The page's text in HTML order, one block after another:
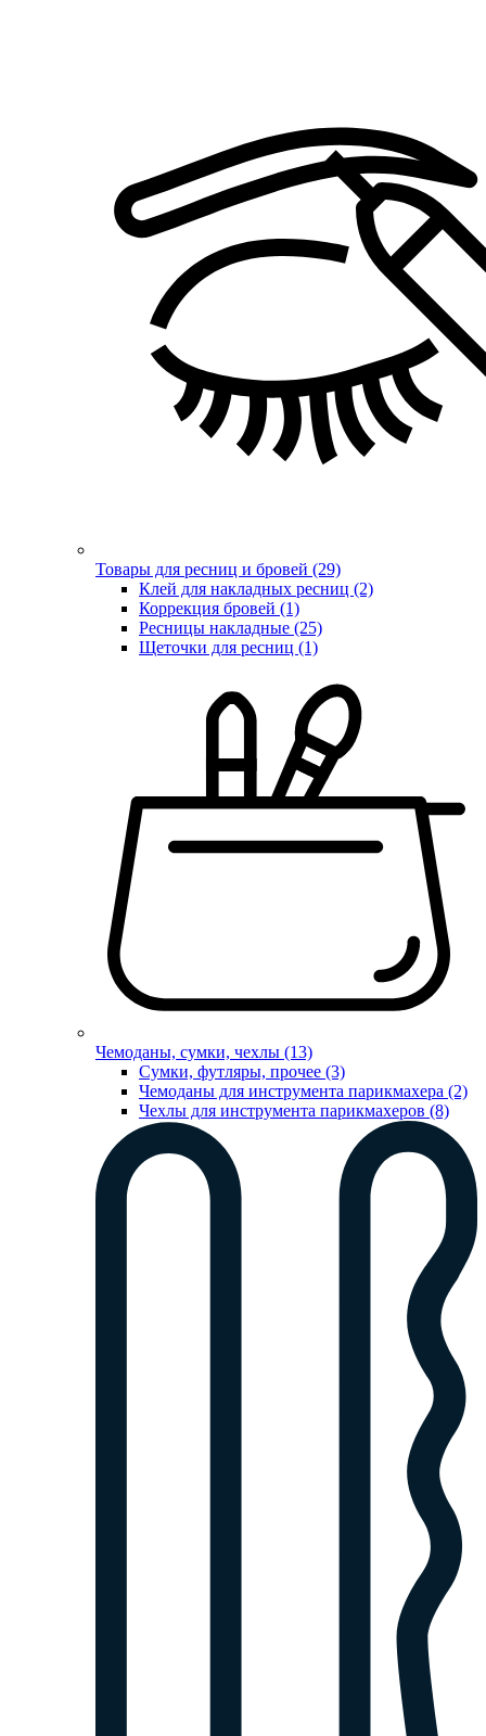
Товары для ресниц и бровей (29)
Клей для накладных ресниц (2)
Коррекция бровей (1)
Ресницы накладные (25)
Щеточки для ресниц (1)
Чемоданы, сумки, чехлы (13)
Сумки, футляры, прочее (3)
Чемоданы для инструмента парикмахера (2)
Чехлы для инструмента парикмахеров (8)